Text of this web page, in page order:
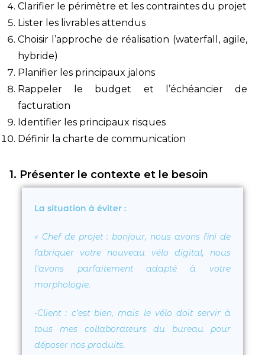
Clarifier le périmètre et les contraintes du projet
Lister les livrables attendus
Choisir l’approche de réalisation (waterfall, agile,
hybride)
Planifier les principaux jalons
Rappeler le budget et l’échéancier de
facturation
Identifier les principaux risques
Définir la charte de communication
1. Présenter le contexte et le besoin
La situation à éviter :
« Chef de projet : bonjour, nous avons fini de
fabriquer votre nouveau vélo digital, nous
l’avons parfaitement adapté à votre
morphologie.
-Client : c’est bien, mais le vélo doit servir à
tous mes collaborateurs du bureau pour
déposer nos produits.